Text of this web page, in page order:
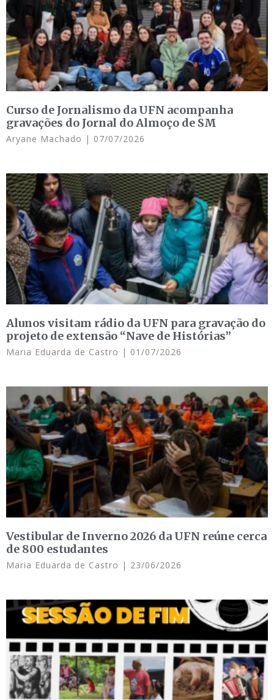
Curso de Jornalismo da UFN acompanha
gravações do Jornal do Almoço de SM
Aryane Machado 07/07/2026
Alunos visitam rádio da UFN para gravação do
projeto de extensão “Nave de Histórias”
Maria Eduarda de Castro 01/07/2026
Vestibular de Inverno 2026 da UFN reúne cerca
de 800 estudantes
Maria Eduarda de Castro 23/06/2026